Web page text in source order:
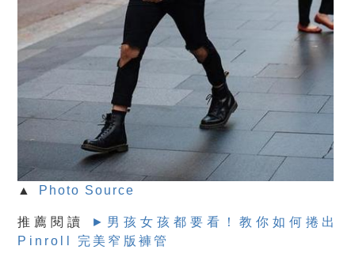
▲ Photo Source
推薦閱讀
►男孩女孩都要看！教你如何捲出
Pinroll 完美窄版褲管